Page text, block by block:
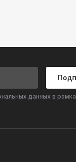
данных в